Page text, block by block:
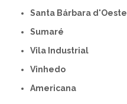
Santa Bárbara d'Oeste
Sumaré
Vila Industrial
Vinhedo
americana